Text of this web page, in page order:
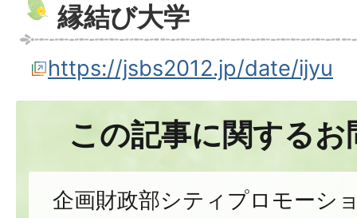
縁結び大学
https://jsbs2012.jp/date/ijyu
この記事に関する
企画財政部シティプロモーシ